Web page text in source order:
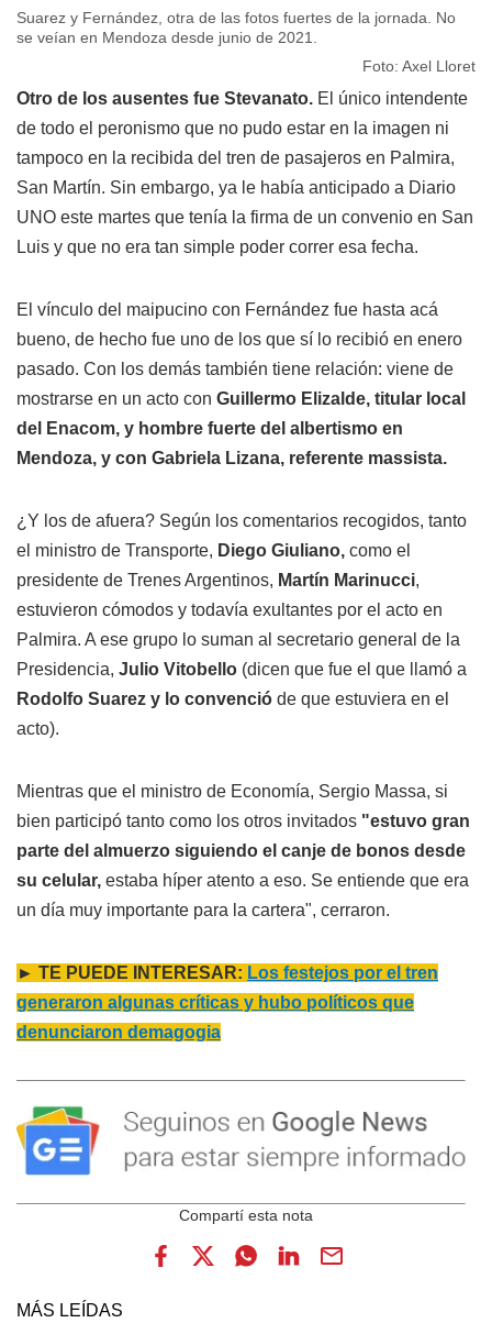
Suarez y Fernández, otra de las fotos fuertes de la jornada. No
se veían en Mendoza desde junio de 2021.
Foto: Axel Lloret
Otro de los ausentes fue Stevanato. El único intendente
de todo el peronismo que no pudo estar en la imagen ni
tampoco en la recibida del tren de pasajeros en Palmira,
San Martín. Sin embargo, ya le había anticipado a Diario
UNO este martes que tenía la firma de un convenio en San
Luis y que no era tan simple poder correr esa fecha.
El vínculo del maipucino con Fernández fue hasta acá
bueno, de hecho fue uno de los que sí lo recibió en enero
pasado. Con los demás también tiene relación: viene de
mostrarse en un acto con Guillermo Elizalde, titular local
del Enacom, y hombre fuerte del albertismo en
Mendoza, y con Gabriela Lizana, referente massista.
¿Y los de afuera? Según los comentarios recogidos, tanto
el ministro de Transporte, Diego Giuliano, como el
presidente de Trenes Argentinos, Martín Marinucci,
estuvieron cómodos y todavía exultantes por el acto en
Palmira. A ese grupo lo suman al secretario general de la
Presidencia, Julio Vitobello (dicen que fue el que llamó a
Rodolfo Suarez y lo convenció de que estuviera en el
acto).
Mientras que el ministro de Economía, Sergio Massa, si
bien participó tanto como los otros invitados "estuvo gran
parte del almuerzo siguiendo el canje de bonos desde
su celular, estaba híper atento a eso. Se entiende que era
un día muy importante para la cartera", cerraron.
► TE PUEDE INTERESAR: Los festejos por el tren
generaron algunas críticas y hubo políticos que
denunciaron demagogia
MÁS LEÍDAS